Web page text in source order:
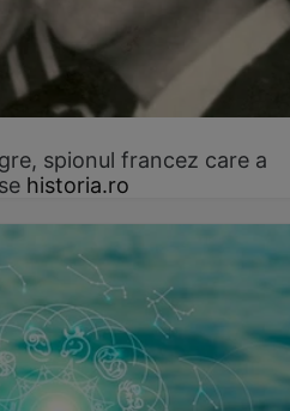
spionul francez care a
historia.ro